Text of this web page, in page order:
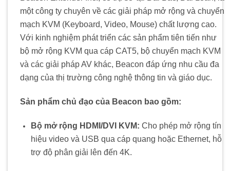
một công ty chuyên về các giải pháp mở rộng và chuyển
mạch KVM (Keyboard, Video, Mouse) chất lượng cao.
Với kinh nghiệm phát triển các sản phẩm tiên tiến như
bộ mở rộng KVM qua cáp CAT5, bộ chuyển mạch KVM
và các giải pháp AV khác, Beacon đáp ứng nhu cầu đa
dạng của thị trường công nghệ thông tin và giáo dục.
Sản phẩm chủ đạo của Beacon bao gồm:
Bộ mở rộng HDMI/DVI KVM: Cho phép mở rộng tín
hiệu video và USB qua cáp quang hoặc Ethernet, hỗ
trợ độ phân giải lên đến 4K.